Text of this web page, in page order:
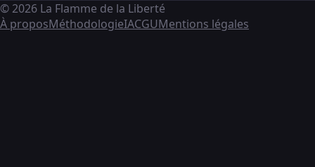
© 2026 La Flamme de la Liberté
À proposMéthodologieIACGUMentions légales